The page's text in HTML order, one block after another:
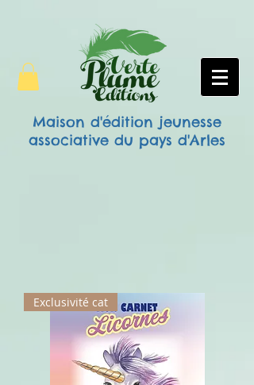
Maison d'édition jeunesse
associative du pays d'Arles
Exclusivité cat